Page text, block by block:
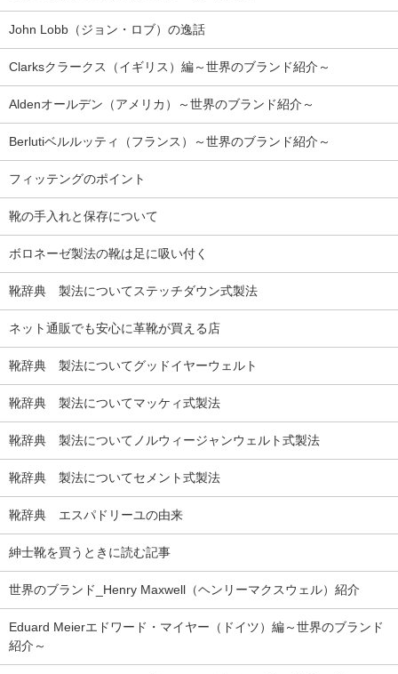
John Lobb（ジョン・ロブ）の逸話
Clarksクラークス（イギリス）編～世界のブランド紹介～
Aldenオールデン（アメリカ）～世界のブランド紹介～
Berlutiベルルッティ（フランス）～世界のブランド紹介～
フィッテングのポイント
靴の手入れと保存について
ボロネーゼ製法の靴は足に吸い付く
靴辞典 製法についてステッチダウン式製法
ネット通販でも安心に革靴が買える店
靴辞典 製法についてグッドイヤーウェルト
靴辞典 製法についてマッケィ式製法
靴辞典 製法についてノルウィージャンウェルト式製法
靴辞典 製法についてセメント式製法
靴辞典 エスパドリーユの由来
紳士靴を買うときに読む記事
世界のブランド_Henry Maxwell（ヘンリーマクスウェル）紹介
Eduard Meierエドワード・マイヤー（ドイツ）編～世界のブランド
紹介～